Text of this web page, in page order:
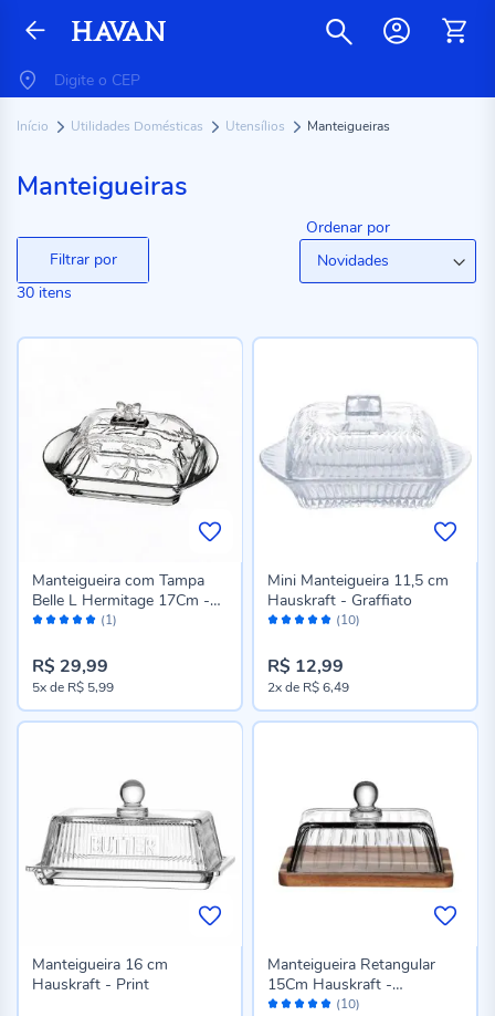
Início Utilidades Domésticas Utensílios Manteigueiras
Manteigueiras
30 itens
Filtrar por
Ordenar por
Avaliação: (1)
Manteigueira com Tampa
Belle L Hermitage 17Cm -
BELLE
R$ 29,99
5xde R$ 5,99
Avaliação: (10)
Mini Manteigueira 11,5 cm
Hauskraft - Graffiato
R$ 12,99
2xde R$ 6,49
Manteigueira 16 cm
Hauskraft - Print
Avaliação: (10)
Manteigueira Retangular
15Cm Hauskraft -
Montecarlo